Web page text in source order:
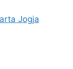
Jogja